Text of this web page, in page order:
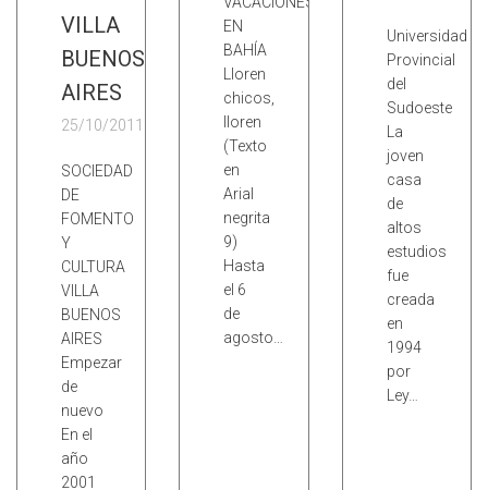
VILLA
BUENOS
AIRES
25/10/2011
SOCIEDAD
DE
FOMENTO
Y
CULTURA
VILLA
BUENOS
AIRES
Empezar
de
nuevo
En el
año
2001
EN
BAHÍA
Lloren
chicos,
lloren
(Texto
en
Arial
negrita
9)
Hasta
el 6
de
agosto…
Universidad
Provincial
del
Sudoeste
La
joven
casa
de
altos
estudios
fue
creada
en
1994
por
Ley…